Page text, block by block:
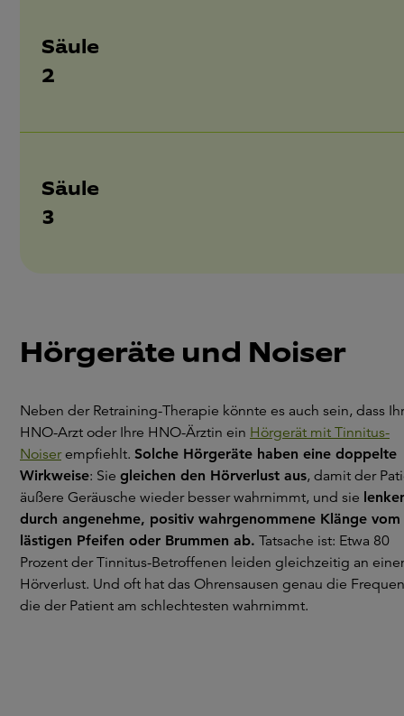
Säule
2
Säule
3
Hörgeräte und Noiser
Neben der Retraining-Therapie könnte es auch sein, dass Ihr
HNO-Arzt oder Ihre HNO-Ärztin ein Hörgerät mit Tinnitus-
Noiserempfiehlt. Solche Hörgeräte haben eine doppelte
Wirkweise: Sie gleichen den Hörverlust aus, damit der
äußere Geräusche wieder besser wahrnimmt, und sie
durch angenehme, positiv wahrgenommene Klänge vom
lästigen Pfeifen oder Brummen ab. Tatsache ist: Etwa 80
Prozent der Tinnitus-Betroffenen leiden gleichzeitig an
Hörverlust. Und oft hat das Ohrensausen genau die
die der Patient am schlechtesten wahrnimmt.